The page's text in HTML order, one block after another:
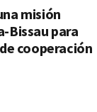
misión
Bissau para
cooperación